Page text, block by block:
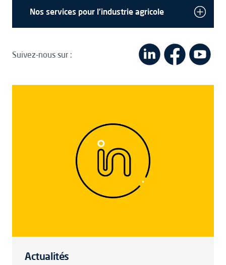
Nos services pour l'industrie agricole
Suivez-nous sur :
Actualités